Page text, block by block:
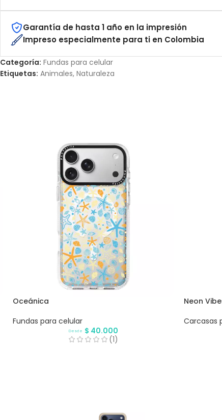
Garantía de hasta 1 año en la impresión
Impreso especialmente para ti en Colombia
Categoría: Fundas para celular
Etiquetas: Animales, Naturaleza
Oceánica
Fundas para celular
Desde $ 40.000
(1)
Neon
Carcasas